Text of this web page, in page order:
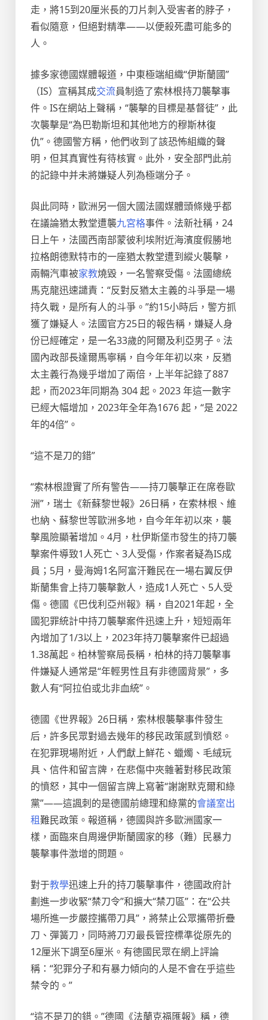
走，將15到20厘米長的刀片刺入受害者的脖子，
看似隨意，但絕對精準——以便殺死盡可能多的
人。
據多家德國媒體報道，中東極端組織“伊斯蘭國”
（IS）宣稱其成交流員制造了索林根持刀襲擊事
件。IS在網站上聲稱，“襲擊的目標是基督徒”，此
次襲擊是“為巴勒斯坦和其他地方的穆斯林復
仇”。德國警方稱，他們收到了該恐怖組織的聲
明，但其真實性有待核實。此外，安全部門此前
的記錄中并未將嫌疑人列為極端分子。
與此同時，歐洲另一個大國法國媒體頭條幾乎都
在議論猶太教堂遭襲九宮格事件。法新社稱，24
日上午，法國西南部蒙彼利埃附近海濱度假勝地
拉格朗德默特市的一座猶太教堂遭到縱火襲擊，
兩輛汽車被家教燒毀，一名警察受傷。法國總統
馬克龍迅速譴責：“反對反猶太主義的斗爭是一場
持久戰，是所有人的斗爭。”約15小時后，警方抓
獲了嫌疑人。法國官方25日的報告稱，嫌疑人身
份已經確定，是一名33歲的阿爾及利亞男子。法
國內政部長達爾馬寧稱，自今年年初以來，反猶
太主義行為幾乎增加了兩倍，上半年記錄了887
起，而2023年同期為 304 起。2023 年這一數字
已經大幅增加，2023年全年為1676 起，“是 2022
年的4倍”。
“這不是刀的錯”
“索林根證實了所有警告——持刀襲擊正在席卷歐
洲”，瑞士《新蘇黎世報》26日稱，在索林根、維
也納、蘇黎世等歐洲多地，自今年年初以來，襲
擊風險顯著增加。4月，杜伊斯堡市發生的持刀襲
擊案件導致1人死亡、3人受傷，作案者疑為IS成
員；5月，曼海姆1名阿富汗難民在一場右翼反伊
斯蘭集會上持刀襲擊數人，造成1人死亡、5人受
傷。德國《巴伐利亞州報》稱，自2021年起，全
國犯罪統計中持刀襲擊案件迅速上升，短短兩年
內增加了1/3以上，2023年持刀襲擊案件已超過
1.38萬起。柏林警察局長稱，柏林的持刀襲擊事
件嫌疑人通常是“年輕男性且有非德國背景”，多
數人有“阿拉伯或北非血統”。
德國《世界報》26日稱，索林根襲擊事件發生
后，許多民眾對過去幾年的移民政策感到憤怒。
在犯罪現場附近，人們獻上鮮花、蠟燭、毛絨玩
具、信件和留言牌，在悲傷中夾雜著對移民政策
的憤怒，其中一個留言牌上寫著“謝謝默克爾和綠
黨”——這諷刺的是德國前總理和綠黨的會議室出
租難民政策。報道稱，德國與許多歐洲國家一
樣，面臨來自周邊伊斯蘭國家的移（難）民暴力
襲擊事件激增的問題。
對于教學迅速上升的持刀襲擊事件，德國政府計
劃進一步收緊“禁刀令”和擴大“禁刀區”：在“公共
場所進一步嚴控攜帶刀具”，將禁止公眾攜帶折疊
刀、彈簧刀，同時將刀刃最長管控標準從原先的
12厘米下調至6厘米。有德國民眾在網上評論
稱：“犯罪分子和有暴力傾向的人是不會在乎這些
禁令的。”
“這不是刀的錯。”德國《法蘭克福匯報》稱，德